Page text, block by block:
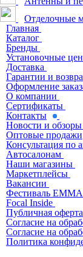
Отделочные
Главная
Каталог
Бренды
Установочные
Доставка
Гарантии и
Оформление
О компании
Сертификаты
Контакты
Новости и обзоры
Оптовые продажи
Консультация по
Автосалонам
Наши магазины
Маркетплейсы
Вакансии
Фестиваль EMMA
Focal Inside
Публичная оферта
Согласие на
Согласие на
Политика